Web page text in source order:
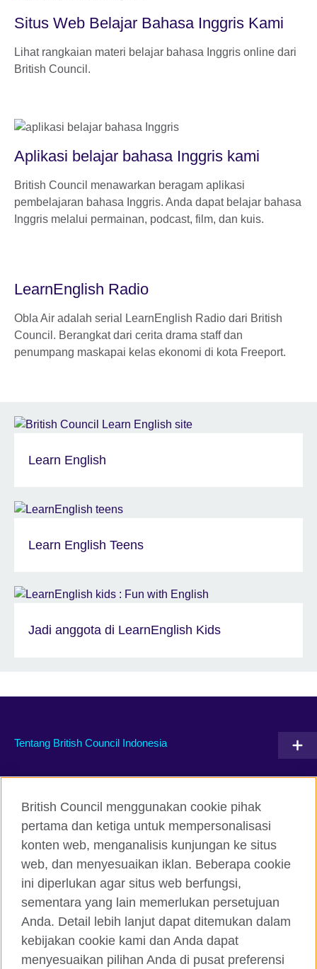
Situs Web Belajar Bahasa Inggris Kami
Lihat rangkaian materi belajar bahasa Inggris online dari
British Council.
Aplikasi belajar bahasa Inggris kami
British Council menawarkan beragam aplikasi
pembelajaran bahasa Inggris. Anda dapat belajar bahasa
Inggris melalui permainan, podcast, film, dan kuis.
LearnEnglish Radio
Obla Air adalah serial LearnEnglish Radio dari British
Council. Berangkat dari cerita drama staff dan
penumpang maskapai kelas ekonomi di kota Freeport.
Learn English
Learn English Teens
Jadi anggota di LearnEnglish Kids
Tentang British Council Indonesia
Facebook Instagram
Twitter TikTok
British Council global
Kerahasiaan dan Ketentuan Pemakaian
Cookie
British Council menggunakan cookie pihak
pertama dan ketiga untuk mempersonalisasi
konten web, menganalisis kunjungan ke situs
web, dan menyesuaikan iklan. Beberapa cookie
ini diperlukan agar situs web berfungsi,
sementara yang lain memerlukan persetujuan
Anda. Detail lebih lanjut dapat ditemukan dalam
kebijakan cookie kami dan Anda dapat
menyesuaikan pilihan Anda di pusat preferensi